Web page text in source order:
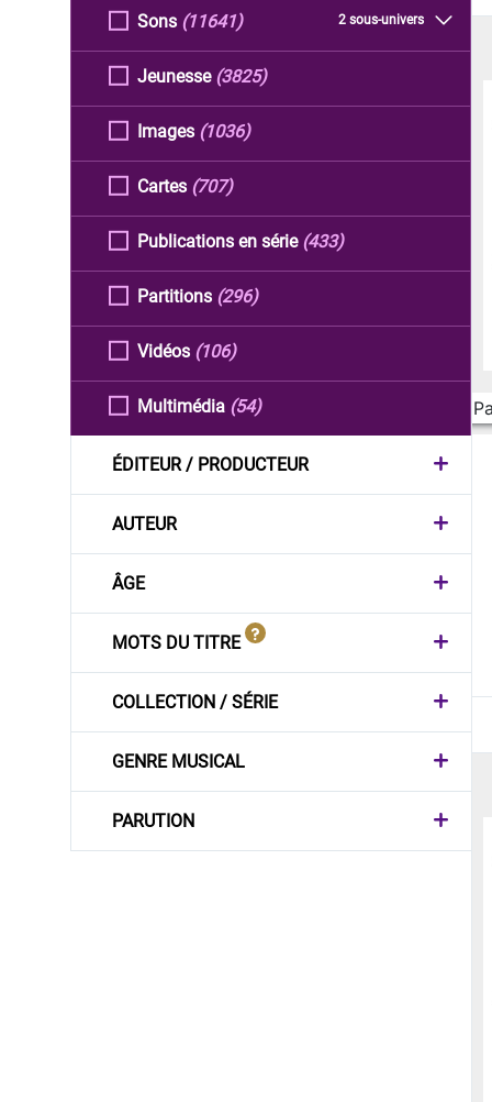
Sons 2 sous-univers
(11641)
Jeunesse (3825)
Images (1036)
Cartes (707)
Publications en série (433)
Partitions (296)
Vidéos (106)
Multimédia (54)
ÉDITEUR / PRODUCTEUR
AUTEUR
ÂGE
MOTS DU TITRE
COLLECTION / SÉRIE
GENRE MUSICAL
PARUTION